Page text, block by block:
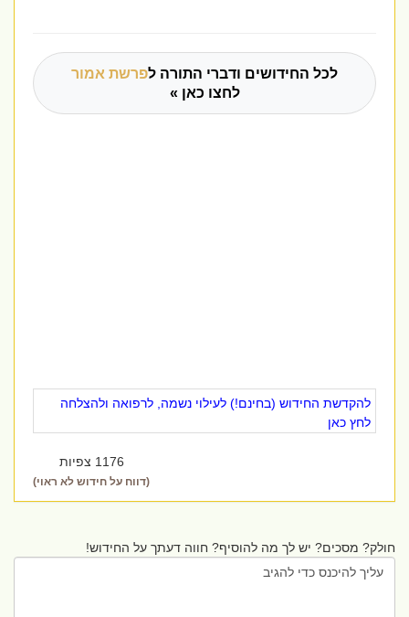
לכל החידושים ודברי התורה לפרשת אמור
לחצו כאן »
להקדשת החידוש (בחינם!) לעילוי נשמה, לרפואה ולהצלחה
לחץ כאן
1176 צפיות
(דווח על חידוש לא ראוי)
חולק? מסכים? יש לך מה להוסיף? חווה דעתך על החידוש!